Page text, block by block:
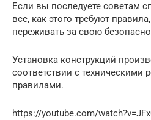
Если вы последуете советам
все, как этого требуют
переживать за свою
Установка конструкций
соответствии с техническими
правилами.
https://youtube.com/